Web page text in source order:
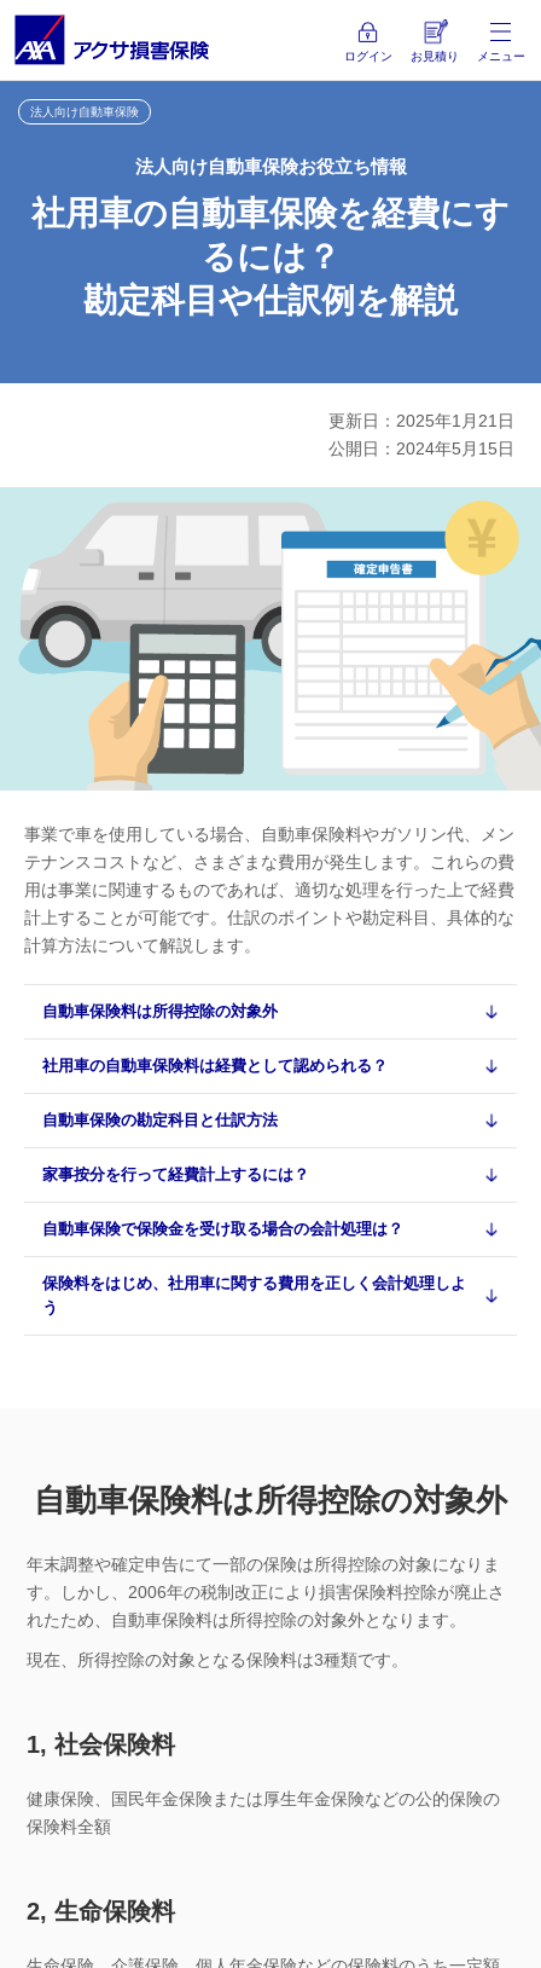
ログイン お見積り メニュー
法人向け自動車保険
法人向け自動車保険お役立ち情報
社用車の自動車保険を経費にす
るには？
勘定科目や仕訳例を解説
更新日：2025年1月21日
公開日：2024年5月15日
事業で車を使用している場合、自動車保険料やガソリン代、メン
テナンスコストなど、さまざまな費用が発生します。これらの費
用は事業に関連するものであれば、適切な処理を行った上で経費
計上することが可能です。仕訳のポイントや勘定科目、具体的な
計算方法について解説します。
自動車保険料は所得控除の対象外
社用車の自動車保険料は経費として認められる？
自動車保険の勘定科目と仕訳方法
家事按分を行って経費計上するには？
自動車保険で保険金を受け取る場合の会計処理は？
保険料をはじめ、社用車に関する費用を正しく会計処理しよ
う
自動車保険料は所得控除の対象外
年末調整や確定申告にて一部の保険は所得控除の対象になりま
す。しかし、2006年の税制改正により損害保険料控除が廃止さ
れたため、自動車保険料は所得控除の対象外となります。
現在、所得控除の対象となる保険料は3種類です。
1, 社会保険料
健康保険、国民年金保険または厚生年金保険などの公的保険の
保険料全額
2, 生命保険料